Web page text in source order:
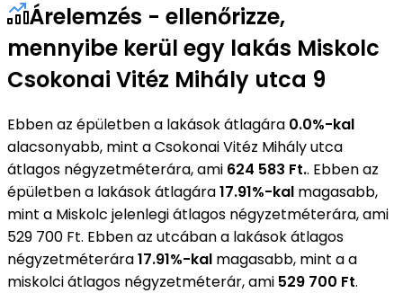
Árelemzés - ellenőrizze,
mennyibe kerül egy lakás Miskolc
Csokonai Vitéz Mihály utca 9
Ebben az épületben a lakások átlagára 0.0%-kal
alacsonyabb, mint a Csokonai Vitéz Mihály utca
átlagos négyzetméterára, ami 624 583 Ft.. Ebben az
épületben a lakások átlagára17.91%-kal magasabb,
mint a Miskolc jelenlegi átlagos négyzetméterára, ami
529 700 Ft. Ebben az utcában a lakások átlagos
négyzetméterára17.91%-kal magasabb, mint a a
miskolci átlagos négyzetméterár, ami 529 700 Ft.